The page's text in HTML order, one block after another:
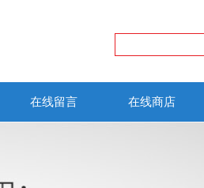
在线留言 在线商店